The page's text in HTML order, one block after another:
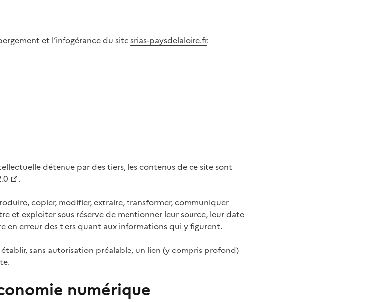
et l’infogérance du sitesrias-paysdelaloire.fr.
détenue par des tiers, les contenus de ce site sont
.
copier, modifier, extraire, transformer, communiquer
et exploiter sous réserve de mentionner leur source, leur date
en erreur des tiers quant aux informations qui y figurent.
sans autorisation préalable, un lien (y compris profond)
numérique